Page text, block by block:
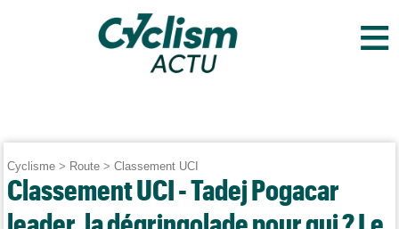
≡
Cyclisme > Route >Classement UCI
Classement UCI - Tadej Pogacar